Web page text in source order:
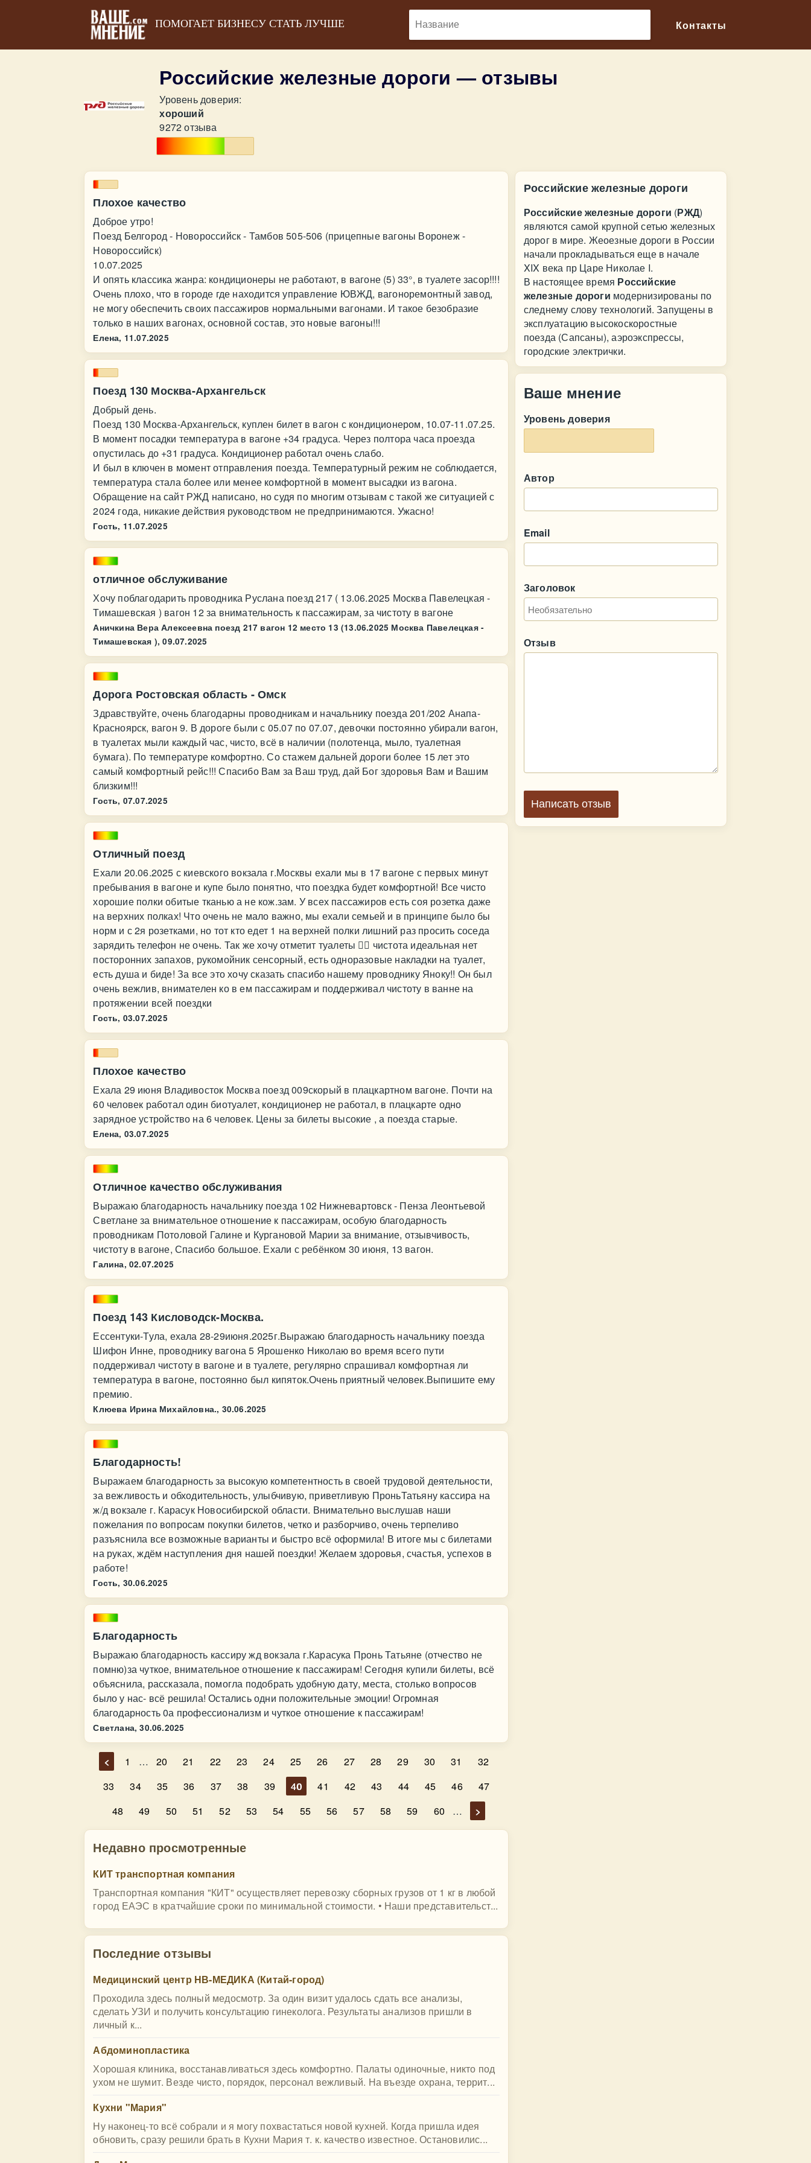
ПОМОГАЕТ БИЗНЕСУ СТАТЬ ЛУЧШЕ Контакты
Российские железные дороги — отзывы
Уровень доверия:
хороший
9272 отзыва
Плохое качество
Доброе утро!
Поезд Белгород - Новороссийск - Тамбов 505-506 (прицепные вагоны Воронеж -
Новороссийск)
10.07.2025
И опять классика жанра: кондиционеры не работают, в вагоне (5) 33°, в туалете засор!!!!
Очень плохо, что в городе где находится управление ЮВЖД, вагоноремонтный завод,
не могу обеспечить своих пассажиров нормальными вагонами. И такое безобразие
только в наших вагонах, основной состав, это новые вагоны!!!
Елена, 11.07.2025
Поезд 130 Москва-Архангельск
Добрый день.
Поезд 130 Москва-Архангельск, куплен билет в вагон с кондиционером, 10.07-11.07.25.
В момент посадки температура в вагоне +34 градуса. Через полтора часа проезда
опустилась до +31 градуса. Кондиционер работал очень слабо.
И был в ключен в момент отправления поезда. Температурный режим не соблюдается,
температура стала более или менее комфортной в момент высадки из вагона.
Обращение на сайт РЖД написано, но судя по многим отзывам с такой же ситуацией с
2024 года, никакие действия руководством не предпринимаются. Ужасно!
Гость, 11.07.2025
отличное обслуживание
Хочу поблагодарить проводника Руслана поезд 217 ( 13.06.2025 Москва Павелецкая -
Тимашевская ) вагон 12 за внимательность к пассажирам, за чистоту в вагоне
Аничкина Вера Алексеевна поезд 217 вагон 12 место 13 (13.06.2025 Москва Павелецкая -
Тимашевская ), 09.07.2025
Дорога Ростовская область - Омск
Здравствуйте, очень благодарны проводникам и начальнику поезда 201/202 Анапа-
Красноярск, вагон 9. В дороге были с 05.07 по 07.07, девочки постоянно убирали вагон,
в туалетах мыли каждый час, чисто, всё в наличии (полотенца, мыло, туалетная
бумага). По температуре комфортно. Со стажем дальней дороги более 15 лет это
самый комфортный рейс!!! Спасибо Вам за Ваш труд, дай Бог здоровья Вам и Вашим
близким!!!
Гость, 07.07.2025
Отличный поезд
Ехали 20.06.2025 с киевского вокзала г.Москвы ехали мы в 17 вагоне с первых минут
пребывания в вагоне и купе было понятно, что поездка будет комфортной! Все чисто
хорошие полки обитые тканью а не кож.зам. У всех пассажиров есть соя розетка даже
на верхних полках! Что очень не мало важно, мы ехали семьей и в принципе было бы
норм и с 2я розетками, но тот кто едет 1 на верхней полки лишний раз просить соседа
зарядить телефон не очень. Так же хочу отметит туалеты 👍🏻 чистота идеальная нет
посторонних запахов, рукомойник сенсорный, есть одноразовые накладки на туалет,
есть душа и биде! За все это хочу сказать спасибо нашему проводнику Яноку!! Он был
очень вежлив, внимателен ко в ем пассажирам и поддерживал чистоту в ванне на
протяжении всей поездки
Гость, 03.07.2025
Плохое качество
Ехала 29 июня Владивосток Москва поезд 009скорый в плацкартном вагоне. Почти на
60 человек работал один биотуалет, кондиционер не работал, в плацкарте одно
зарядное устройство на 6 человек. Цены за билеты высокие , а поезда старые.
Елена, 03.07.2025
Отличное качество обслуживания
Выражаю благодарность начальнику поезда 102 Нижневартовск - Пенза Леонтьевой
Светлане за внимательное отношение к пассажирам, особую благодарность
проводникам Потоловой Галине и Кургановой Марии за внимание, отзывчивость,
чистоту в вагоне, Спасибо большое. Ехали с ребёнком 30 июня, 13 вагон.
Галина, 02.07.2025
Поезд 143 Кисловодск-Москва.
Ессентуки-Тула, ехала 28-29июня.2025г.Выражаю благодарность начальнику поезда
Шифон Инне, проводнику вагона 5 Ярошенко Николаю во время всего пути
поддерживал чистоту в вагоне и в туалете, регулярно спрашивал комфортная ли
температура в вагоне, постоянно был кипяток.Очень приятный человек.Выпишите ему
премию.
Клюева Ирина Михайловна., 30.06.2025
Благодарность!
Выражаем благодарность за высокую компетентность в своей трудовой деятельности,
за вежливость и обходительность, улыбчивую, приветливую ПроньТатьяну кассира на
ж/д вокзале г. Карасук Новосибирской области. Внимательно выслушав наши
пожелания по вопросам покупки билетов, четко и разборчиво, очень терпеливо
разъяснила все возможные варианты и быстро всё оформила! В итоге мы с билетами
на руках, ждём наступления дня нашей поездки! Желаем здоровья, счастья, успехов в
работе!
Гость, 30.06.2025
Благодарность
Выражаю благодарность кассиру жд вокзала г.Карасука Пронь Татьяне (отчество не
помню)за чуткое, внимательное отношение к пассажирам! Сегодня купили билеты, всё
объяснила, рассказала, помогла подобрать удобную дату, места, столько вопросов
было у нас- всё решила! Остались одни положительные эмоции! Огромная
благодарность 0а профессионализм и чуткое отношение к пассажирам!
Светлана, 30.06.2025
< 1 … 20 21 22 23 24 25 26 27 28 29 30 31
32
33
34 35 36 37 38 39 40 41 42 43 44 45 46
47
48
49 50 51 52 53 54 55 56 57 58 59 60 … >
Недавно просмотренные
КИТ транспортная компания
Транспортная компания "КИТ" осуществляет перевозку сборных грузов от 1 кг в любой
город ЕАЭС в кратчайшие сроки по минимальной стоимости. • Наши представительст...
Последние отзывы
Медицинский центр НВ-МЕДИКА (Китай-город)
Проходила здесь полный медосмотр. За один визит удалось сдать все анализы,
сделать УЗИ и получить консультацию гинеколога. Результаты анализов пришли в
личный к...
Абдоминопластика
Хорошая клиника, восстанавливаться здесь комфортно. Палаты одиночные, никто под
ухом не шумит. Везде чисто, порядок, персонал вежливый. На въезде охрана, террит...
Кухни "Мария"
Ну наконец-то всё собрали и я могу похвастаться новой кухней. Когда пришла идея
обновить, сразу решили брать в Кухни Мария т. к. качество известное. Остановилис...
Российские железные дороги
Российские железные дороги (РЖД)
являются самой крупной сетью железных
дорог в мире. Жеоезные дороги в России
начали прокладываться еще в начале
XIX века пр Царе Николае I.
В настоящее время Российские
железные дороги модернизированы по
следнему слову технологий. Запущены в
эксплуатацию высокоскоростные
поезда (Сапсаны), аэроэкспрессы,
городские электрички.
Ваше мнение
Уровень доверия
Автор
Email
Заголовок
Отзыв
Написать отзыв